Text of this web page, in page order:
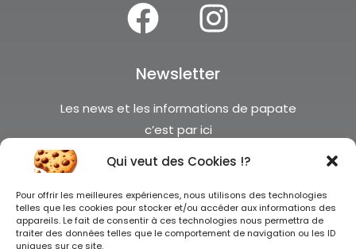
Qui veut des Cookies !?
Pour offrir les meilleures expériences, nous utilisons des technologies
telles que les cookies pour stocker et/ou accéder aux informations des
appareils. Le fait de consentir à ces technologies nous permettra de
traiter des données telles que le comportement de navigation ou les ID
uniques sur ce site.
Newsletter
Les news et les informations de papate
c’est par ici